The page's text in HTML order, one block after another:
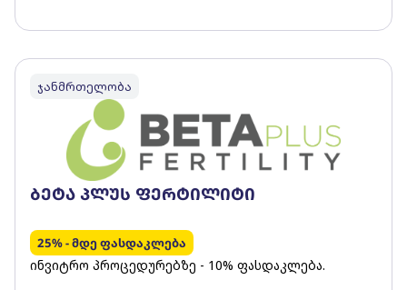
ჯანმრთელობა
ბეტა პლუს ფერტილიტი
25% - მდე ფასდაკლება
ინვიტრო პროცედურებზე - 10% ფასდაკლება.